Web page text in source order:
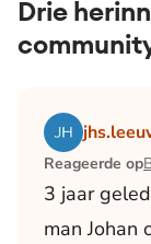
Drie
Reageerde op
3 jaar
man Johan
Lees het